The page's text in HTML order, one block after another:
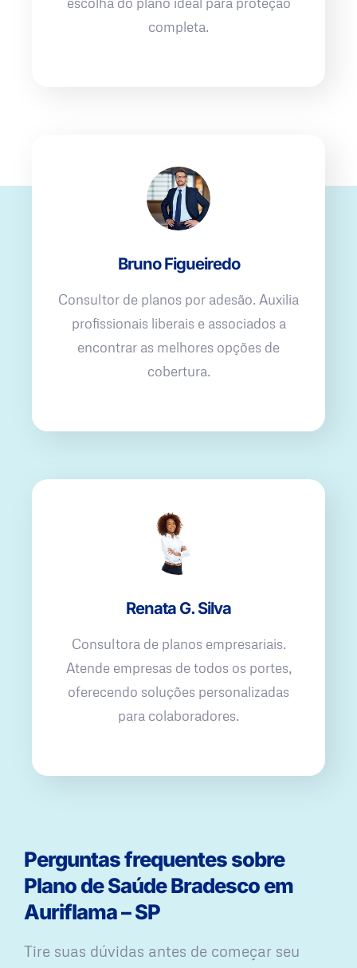
completa.
Bruno Figueiredo
Consultor de planos por adesão. Auxilia
profissionais liberais e associados a
encontrar as melhores opções de
cobertura.
Renata G. Silva
Consultora de planos empresariais.
Atende empresas de todos os portes,
oferecendo soluções personalizadas
para colaboradores.
Perguntas frequentes sobre
Plano de Saúde Bradesco em
Auriflama – SP
Tire suas dúvidas antes de começar seu